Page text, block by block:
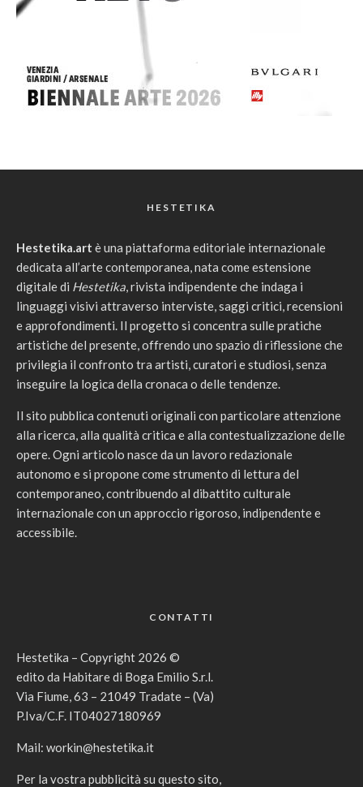
HESTETIKA
Hestetika.art è una piattaforma editoriale internazionale
dedicata all’arte contemporanea, nata come estensione
digitale di Hestetika, rivista indipendente che indaga i
linguaggi visivi attraverso interviste, saggi critici, recensioni
e approfondimenti. Il progetto si concentra sulle pratiche
artistiche del presente, offrendo uno spazio di riflessione che
privilegia il confronto tra artisti, curatori e studiosi, senza
inseguire la logica della cronaca o delle tendenze.
Il sito pubblica contenuti originali con particolare attenzione
alla ricerca, alla qualità critica e alla contestualizzazione delle
opere. Ogni articolo nasce da un lavoro redazionale
autonomo e si propone come strumento di lettura del
contemporaneo, contribuendo al dibattito culturale
internazionale con un approccio rigoroso, indipendente e
accessibile.
CONTATTI
Hestetika – Copyright 2026 ©
edito da Habitare di Boga Emilio S.r.l.
Via Fiume, 63 – 21049 Tradate – (Va)
P.Iva/C.F. IT04027180969
Mail: workin@hestetika.it
Per la vostra pubblicità su questo sito,